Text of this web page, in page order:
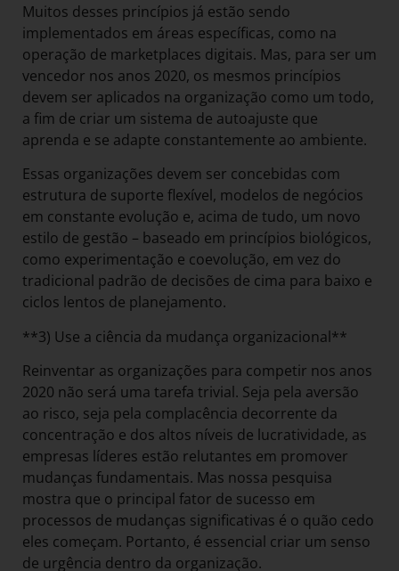
Muitos desses princípios já estão sendo
implementados em áreas específicas, como na
operação de marketplaces digitais. Mas, para ser um
vencedor nos anos 2020, os mesmos princípios
devem ser aplicados na organização como um todo,
a fim de criar um sistema de autoajuste que
aprenda e se adapte constantemente ao ambiente.
Essas organizações devem ser concebidas com
estrutura de suporte flexível, modelos de negócios
em constante evolução e, acima de tudo, um novo
estilo de gestão – baseado em princípios biológicos,
como experimentação e coevolução, em vez do
tradicional padrão de decisões de cima para baixo e
ciclos lentos de planejamento.
**3) Use a ciência da mudança organizacional**
Reinventar as organizações para competir nos anos
2020 não será uma tarefa trivial. Seja pela aversão
ao risco, seja pela complacência decorrente da
concentração e dos altos níveis de lucratividade, as
empresas líderes estão relutantes em promover
mudanças fundamentais. Mas nossa pesquisa
mostra que o principal fator de sucesso em
processos de mudanças significativas é o quão cedo
eles começam. Portanto, é essencial criar um senso
de urgência dentro da organização.